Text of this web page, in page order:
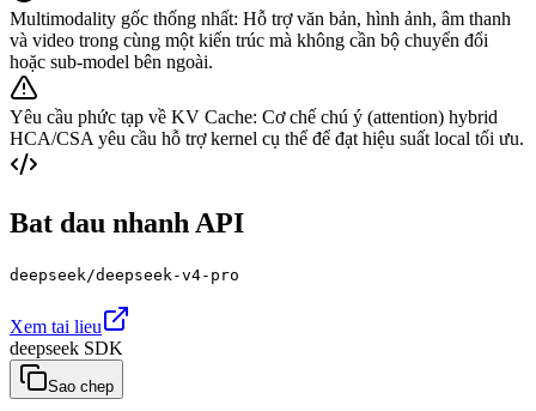
Multimodality gốc thống nhất: Hỗ trợ văn bản, hình ảnh, âm thanh
và video trong cùng một kiến trúc mà không cần bộ chuyển đổi
hoặc sub-model bên ngoài.
Yêu cầu phức tạp về KV Cache: Cơ chế chú ý (attention) hybrid
HCA/CSA yêu cầu hỗ trợ kernel cụ thể để đạt hiệu suất local tối ưu.
Bat dau nhanh API
deepseek/deepseek-v4-pro
Xem tai lieu
deepseek SDK
Sao chep